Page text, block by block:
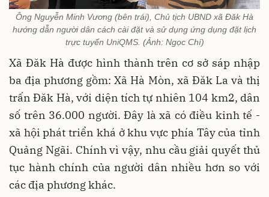
Ông Nguyễn Minh Vương (bên trái), Chủ tịch UBND xã Đăk Hà
hướng dẫn người dân cách cài đặt và sử dụng ứng dụng đặt lịch
trực tuyến UniQMS. (Ảnh: Ngọc Chí)
Xã Đăk Hà được hình thành trên cơ sở sáp nhập
ba địa phương gồm: Xã Hà Mòn, xã Đăk La và thị
trấn Đăk Hà, với diện tích tự nhiên 104 km2, dân
số trên 36.000 người. Đây là xã có điều kinh tế -
xã hội phát triển khá ở khu vực phía Tây của tỉnh
Quảng Ngãi. Chính vì vậy, nhu cầu giải quyết thủ
tục hành chính của người dân nhiều hơn so với
các địa phương khác.